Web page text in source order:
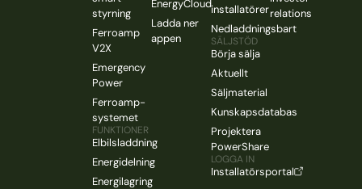
styrning
Ferroamp
V2X
Emergency
Power
Ferroamp-
systemet
FUNKTIONER
Elbilsladdning
Energidelning
Energilagring
EnergyCloud
Ladda ner
appen
installatörer
Nedladdningsbart
SÄLJSTÖD
Börja sälja
Aktuellt
Säljmaterial
Kunskapsdatabas
Projektera
PowerShare
LOGGA IN
Installatörsportal
relations